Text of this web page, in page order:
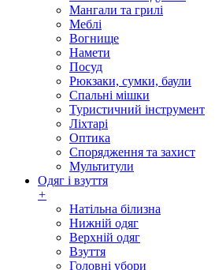
Мангали та грилі
Меблі
Вогнище
Намети
Посуд
Рюкзаки, сумки, баули
Спальні мішки
Туристичний інструмент
Ліхтарі
Оптика
Спорядження та захист
Мультитули
Одяг і взуття
+
Натільна білизна
Нижній одяг
Верхній одяг
Взуття
Головні убори